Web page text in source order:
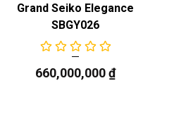
Grand Seiko Elegance
SBGY026
660,000,000₫